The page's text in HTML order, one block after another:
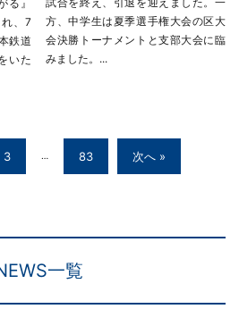
る』
、7
鉄道
いた
方、中学生は夏季選手権大会の区大
会決勝トーナメントと支部大会に臨
みました。...
3 … 83 次へ »
一覧